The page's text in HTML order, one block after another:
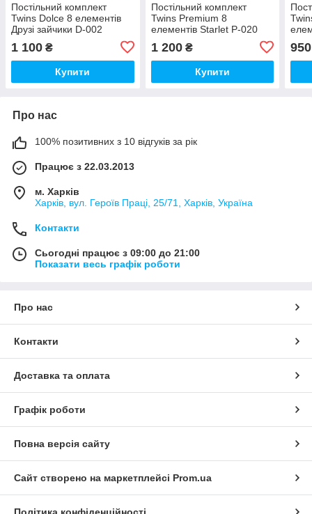
Постільний комплект
Twins Dolce 8 елементів
Друзі зайчики D-002
1 100 ₴
Купити
Постільний комплект
Twins Premium 8
елементів Starlet P-020
1 200₴
Купити
950
Про нас
100% позитивних з 10 відгуків за рік
Працює з 22.03.2013
м. Харків
Харків, вул. Героїв Праці, 25/71, Харків, Україна
Контакти
Сьогодні працює з 09:00 до 21:00
Показати весь графік роботи
Про нас
Контакти
Доставка та оплата
Графік роботи
Повна версія сайту
Сайт створено на маркетплейсі Prom.ua